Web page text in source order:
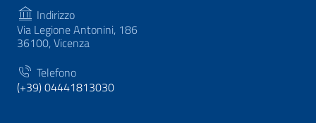
Indirizzo
Via Legione Antonini, 186
36100, Vicenza
Telefono
(+39) 04441813030